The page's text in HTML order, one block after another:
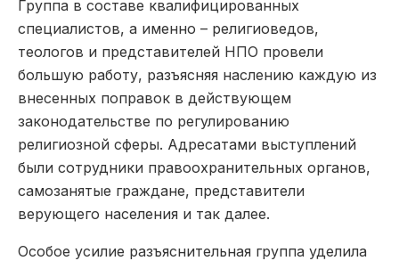
Группа в составе квалифицированных
специалистов, а именно – религиоведов,
теологов и представителей НПО провели
большую работу, разъясняя наслению каждую из
внесенных поправок в действующем
законодательстве по регулированию
религиозной сферы. Адресатами выступлений
были сотрудники правоохранительных органов,
самозанятые граждане, представители
верующего населения и так далее.
Особое усилие разъяснительная группа уделила